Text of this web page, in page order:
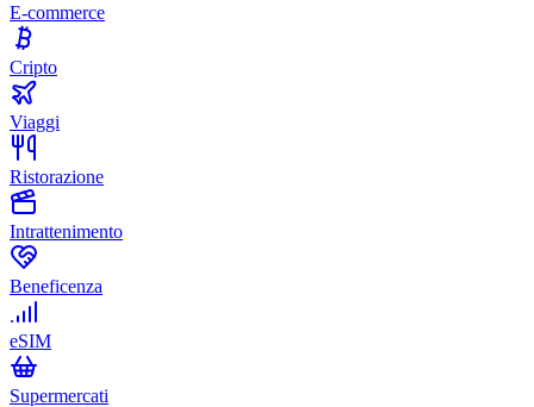
E-commerce
Cripto
Viaggi
Ristorazione
Intrattenimento
Beneficenza
eSIM
Supermercati